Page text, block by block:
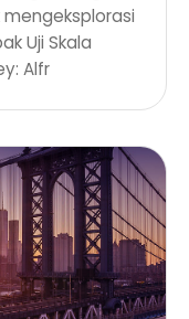
Uji Skala
Alfr